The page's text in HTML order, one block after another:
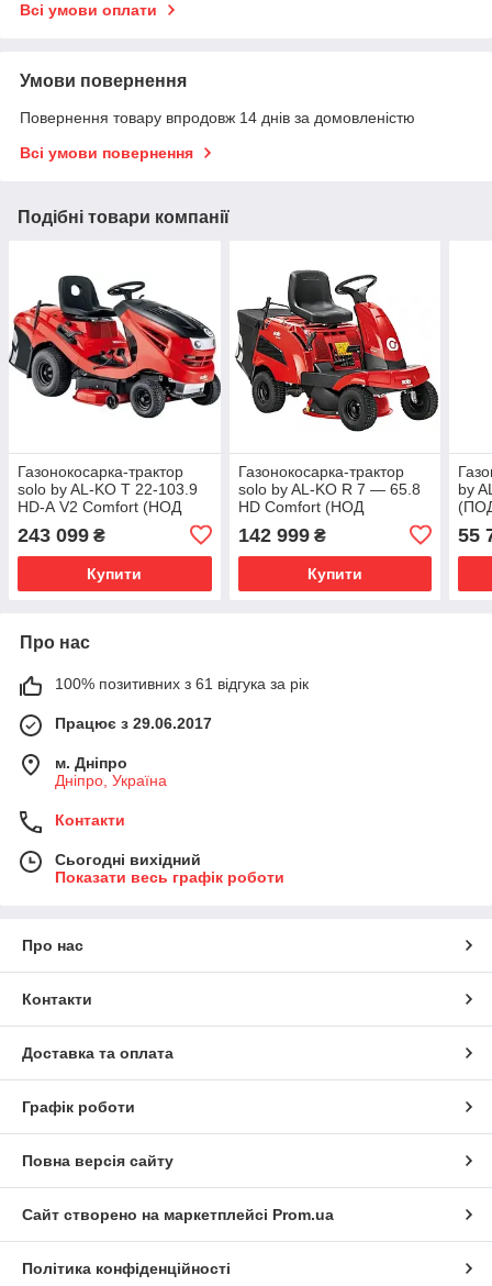
Всі умови оплати
Умови повернення
Повернення товару впродовж 14 днів за домовленістю
Всі умови повернення
Подібні товари компанії
Газонокосарка-трактор
solo by AL-KO T 22-103.9
HD-А V2 Comfort (НОД
243 099 ₴
Купити
Газонокосарка-трактор
solo by AL-KO R 7 — 65.8
HD Comfort (НОД
142 999₴
Купити
by
55
Про нас
100% позитивних з 61 відгука за рік
Працює з 29.06.2017
м. Дніпро
Дніпро, Україна
Контакти
Сьогодні вихідний
Показати весь графік роботи
Про нас
Контакти
Доставка та оплата
Графік роботи
Повна версія сайту
Сайт створено на маркетплейсі Prom.ua
Політика конфіденційності